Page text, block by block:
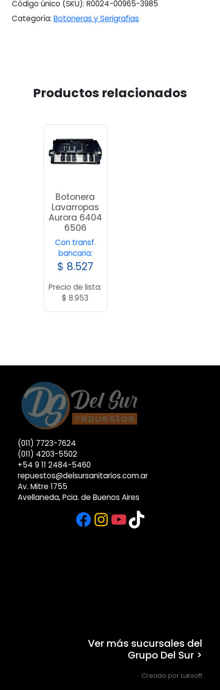
Código único (SKU): R0024-00965-3985
Categoría: Botoneras y Serigrafias
Productos relacionados
Botonera
Lavarropas
Aurora 6404
6506
Con transf.
bancaria:
$ 8.527
Precio de lista:
$ 8.953
(011) 7723-7624
(011) 4203-5502
+54 9 11 2484-5460
repuestos@delsursanitarios.com.ar
Av. Mitre 1755
Avellaneda, Pcia. de Buenos Aires
Facebook
Instagram
YouTube
TikTok
Ver más sucursales del
Grupo Del Sur >
Creado por Luksoft